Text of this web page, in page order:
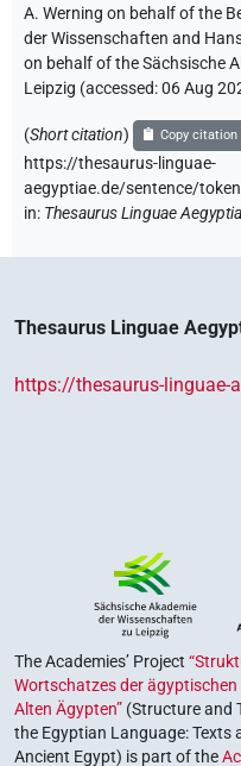
A. Werning on behalf of the
der Wissenschaften and
on behalf of the Sächsische
Leipzig (accessed:06 Aug
(Short citation) Copy citation
https://thesaurus-linguae-
aegyptiae.de/sentence/
in: Thesaurus Linguae
Thesaurus Linguae
https://thesaurus-linguae-
The Academies’ Project
Wortschatzes der
Alten Ägypten” (Structure and
the Egyptian Language: Texts
Ancient Egypt) is part of the